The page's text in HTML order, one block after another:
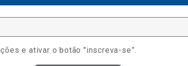
e ativar o botão "inscreva-se”.